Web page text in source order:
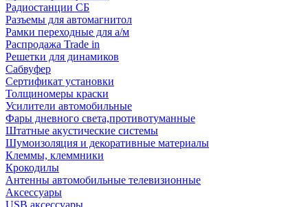
Радиостанции СБ
Разъемы для автомагнитол
Рамки переходные для а/м
Распродажа Trade in
Решетки для динамиков
Сабвуфер
Сертификат установки
Толщиномеры краски
Усилители автомобильные
Фары дневного света,противотуманные
Штатные акустические системы
Шумоизоляция и декоративные материалы
Клеммы, клеммники
Крокодилы
Антенны автомобильные телевизионные
Аксессуары
USB аксессуары